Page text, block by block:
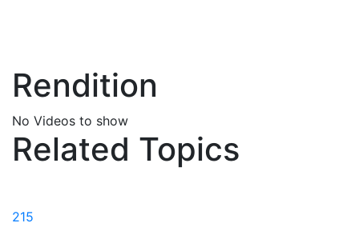
Rendition
No Videos to show
Related Topics
215